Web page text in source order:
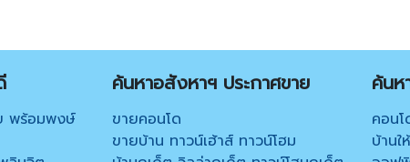
พร้อมพงษ์
ค้นหาอสังหาฯ ประกาศขาย
ขายคอนโด
ขายบ้าน ทาวน์เฮ้าส์ ทาวน์โฮม
ค้นห
คอนโ
บ้านใ